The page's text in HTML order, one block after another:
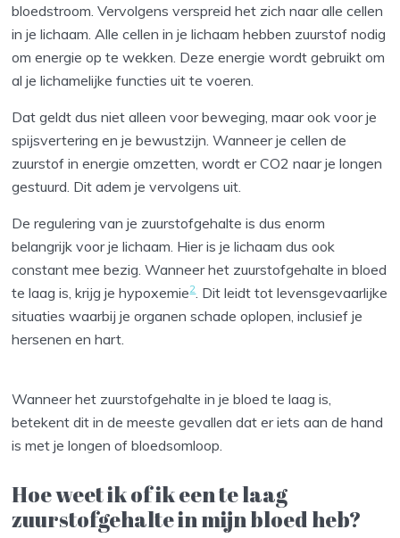
bloedstroom. Vervolgens verspreid het zich naar alle cellen
in je lichaam. Alle cellen in je lichaam hebben zuurstof nodig
om energie op te wekken. Deze energie wordt gebruikt om
al je lichamelijke functies uit te voeren.
Dat geldt dus niet alleen voor beweging, maar ook voor je
spijsvertering en je bewustzijn. Wanneer je cellen de
zuurstof in energie omzetten, wordt er CO2 naar je longen
gestuurd. Dit adem je vervolgens uit.
De regulering van je zuurstofgehalte is dus enorm
belangrijk voor je lichaam. Hier is je lichaam dus ook
constant mee bezig. Wanneer het zuurstofgehalte in bloed
te laag is, krijg je hypoxemie2. Dit leidt tot levensgevaarlijke
situaties waarbij je organen schade oplopen, inclusief je
hersenen en hart.
Wanneer het zuurstofgehalte in je bloed te laag is,
betekent dit in de meeste gevallen dat er iets aan de hand
is met je longen of bloedsomloop.
Hoe weet ik of ik een te laag
zuurstofgehalte in mijn bloed heb?